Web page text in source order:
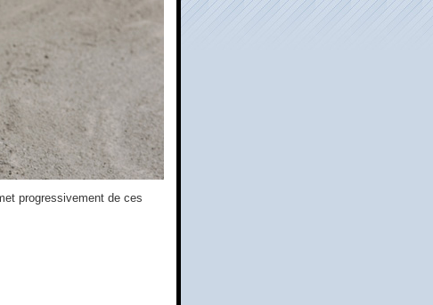
progressivement de ces